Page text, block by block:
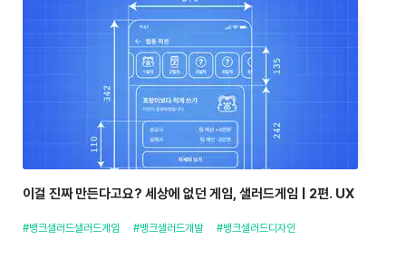
이걸 진짜 만든다고요? 세상에 없던 게임, 샐러드게임 | 2편. UX
#뱅크샐러드샐러드게임 #뱅크샐러드개발 #뱅크샐러드디자인